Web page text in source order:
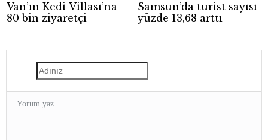
Van’ın Kedi Villası’na
80 bin ziyaretçi
Samsun’da turist sayısı
yüzde 13,68 arttı